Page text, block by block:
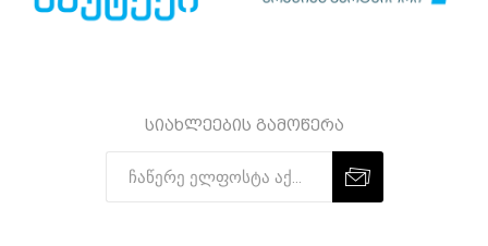
სიახლეების გამოწერა